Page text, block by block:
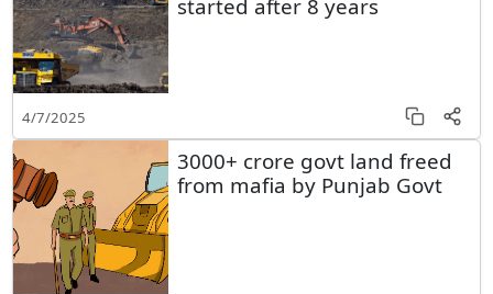
started after 8 years
4/7/2025
3000+ crore govt land freed
from mafia by Punjab Govt